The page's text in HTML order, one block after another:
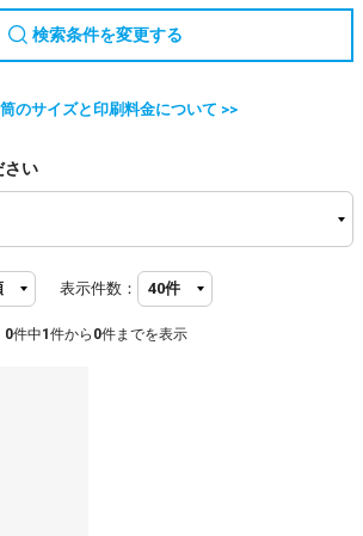
検索条件を変更する
のサイズと印刷料金について >>
さい
表示件数：
0件中1 件から 0件までを表示